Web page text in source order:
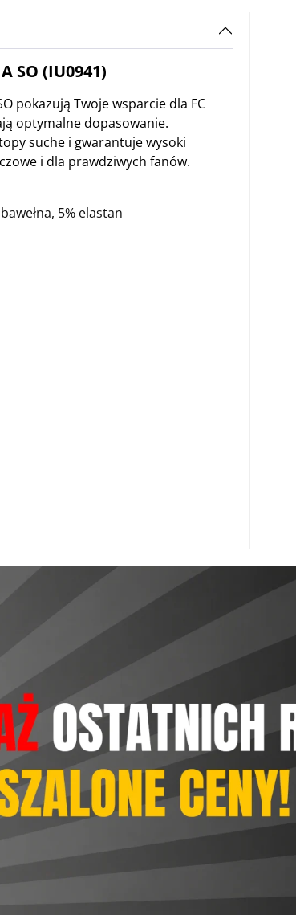
SO (IU0941)
SO pokazują Twoje wsparcie dla FC
optymalne dopasowanie.
suche i gwarantuje wysoki
i dla prawdziwych fanów.
5% elastan